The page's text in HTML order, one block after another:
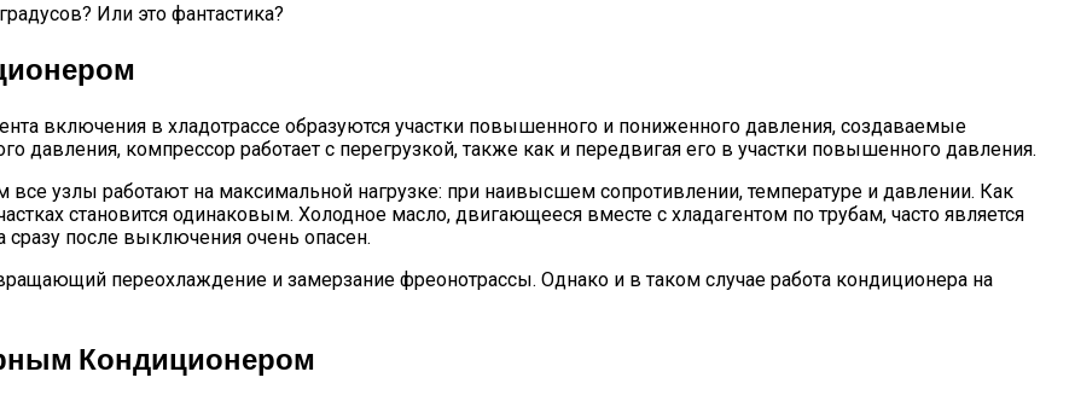
Или это фантастика?
включения в хладотрассе образуются участки повышенного и пониженного давления, создаваемые
давления, компрессор работает с перегрузкой, также как и передвигая его в участки повышенного давления.
узлы работают на максимальной нагрузке: при наивысшем сопротивлении, температуре и давлении. Как
становится одинаковым. Холодное масло, двигающееся вместе с хладагентом по трубам, часто является
сразу после выключения очень опасен.
переохлаждение и замерзание фреонотрассы. Однако и в таком случае работа кондиционера на
Кондиционером